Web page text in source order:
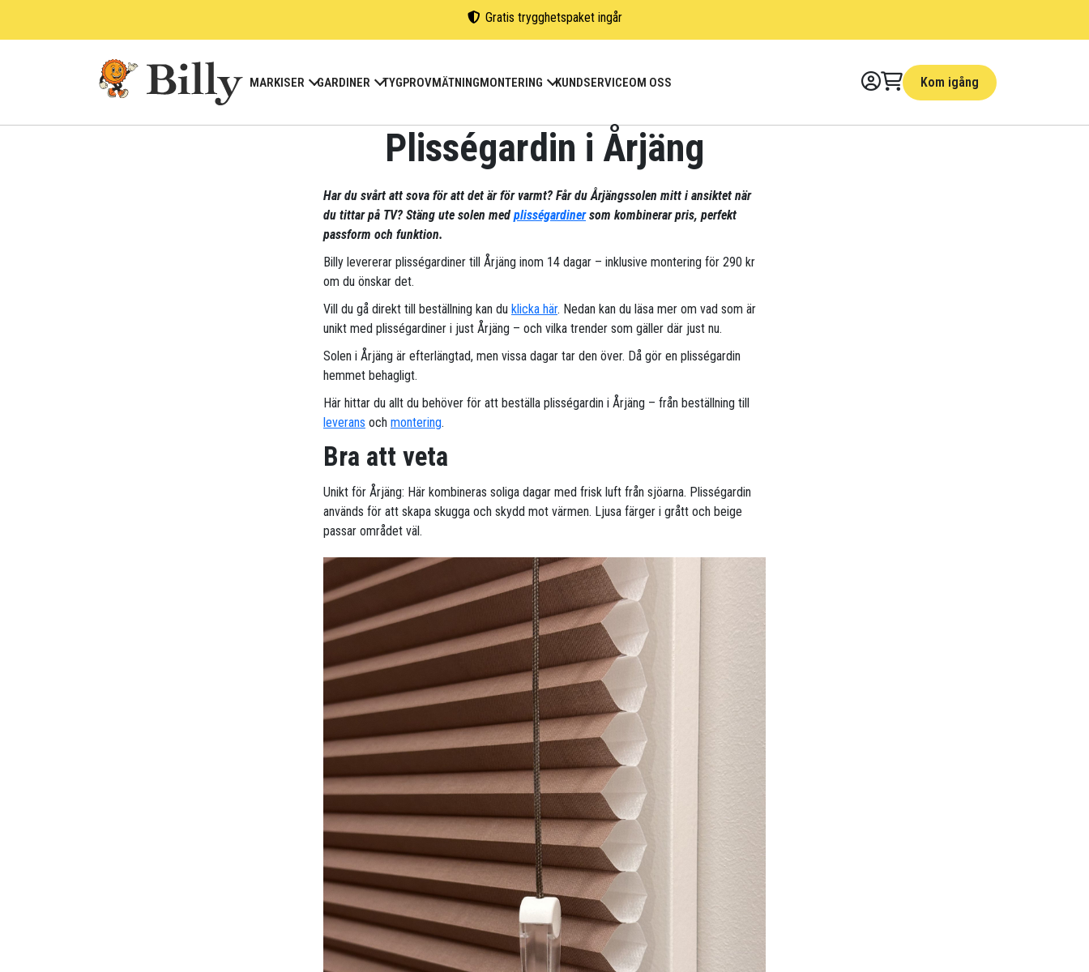
Gratis trygghetspaket ingår
MARKISER GARDINER TYGPROVMÄTNINGMONTERING KUNDSERVICEOM OSS Kom igång
Plisségardin i Årjäng
Har du svårt att sova för att det är för varmt? Får du Årjängssolen mitt i ansiktet när
du tittar på TV? Stäng ute solen med plisségardinersom kombinerar pris, perfekt
passform och funktion.
Billy levererar plisségardiner till Årjäng inom 14 dagar – inklusive montering för 290 kr
om du önskar det.
Vill du gå direkt till beställning kan du klicka här. Nedan kan du läsa mer om vad som är
unikt med plisségardiner i just Årjäng – och vilka trender som gäller där just nu.
Solen i Årjäng är efterlängtad, men vissa dagar tar den över. Då gör en plisségardin
hemmet behagligt.
Här hittar du allt du behöver för att beställa plisségardin i Årjäng – från beställning till
leverans och montering.
Bra att veta
Unikt för Årjäng: Här kombineras soliga dagar med frisk luft från sjöarna. Plisségardin
används för att skapa skugga och skydd mot värmen. Ljusa färger i grått och beige
passar området väl.